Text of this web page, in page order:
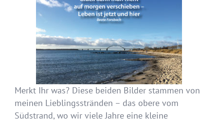
Merkt Ihr was? Diese beiden Bilder stammen von
meinen Lieblingsstränden – das obere vom
Südstrand, wo wir viele Jahre eine kleine